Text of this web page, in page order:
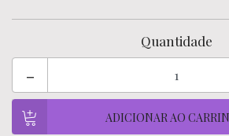
Quantidade
-